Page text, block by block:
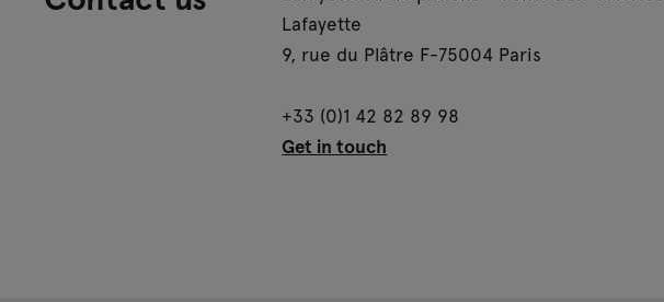
Lafayette
9, rue du Plâtre F-75004 Paris
+33 (0)1 42 82 89 98
Get in touch